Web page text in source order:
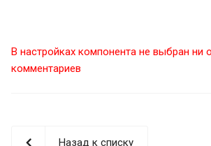
В настройках компонента не выбран ни
комментариев
Назад к списку